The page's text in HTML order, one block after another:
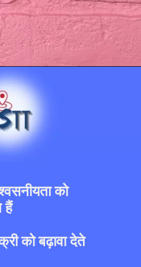
को
हैं
को बढ़ावा देते